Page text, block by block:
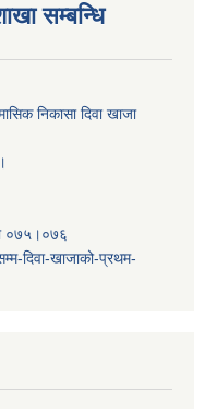
सम्बन्धि
निकासा दिवा खाजा
०७५।०७६
दिवा-खाजाको-प्रथम-